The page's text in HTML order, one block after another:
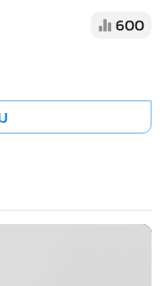
เป็นหลัก
ะทบในระยะสั้นของ
ด้วยการผ่อนผันภาระ
ะลูกหนี้ที่ได้รับผลกระ
งภาษี ด้วยการเร่งคืน
ศเพื่อให้ผู้ประกอบการ
บลจ.วีคาดว่าจะมี
นระยะสั้นออกมาอย่าง
และสนับสนุนกลุ่มธุรกิจ
600